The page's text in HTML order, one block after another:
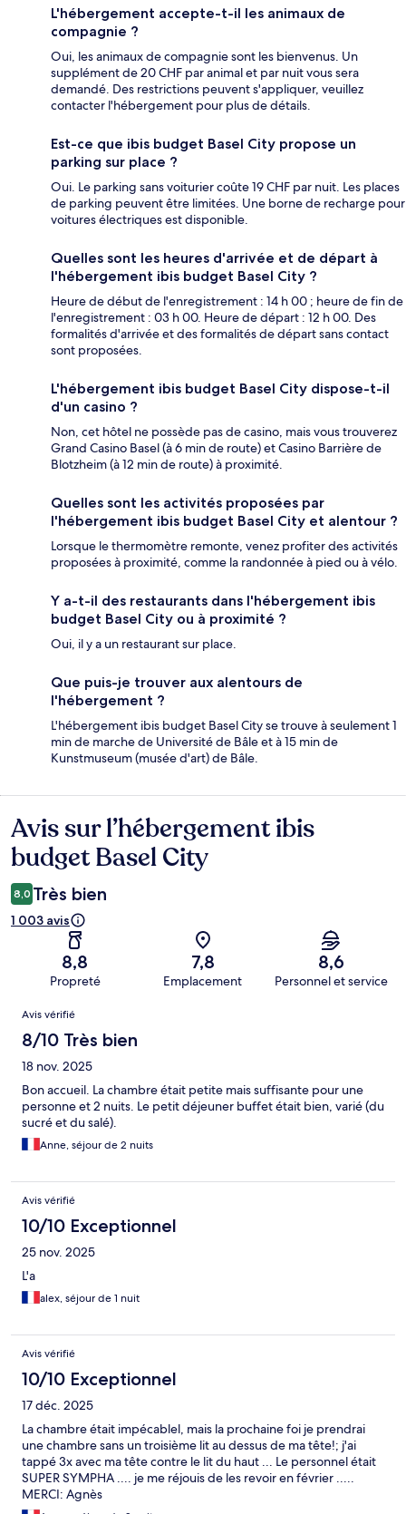
L'hébergement accepte-t-il les animaux de
compagnie ?
Oui, les animaux de compagnie sont les bienvenus. Un
supplément de 20 CHF par animal et par nuit vous sera
demandé. Des restrictions peuvent s'appliquer, veuillez
contacter l'hébergement pour plus de détails.
Est-ce que ibis budget Basel City propose un
parking sur place ?
Oui. Le parking sans voiturier coûte 19 CHF par nuit. Les places
de parking peuvent être limitées. Une borne de recharge pour
voitures électriques est disponible.
Quelles sont les heures d'arrivée et de départ à
l'hébergement ibis budget Basel City ?
Heure de début de l'enregistrement : 14 h 00 ; heure de fin de
l'enregistrement : 03 h 00. Heure de départ : 12 h 00. Des
formalités d'arrivée et des formalités de départ sans contact
sont proposées.
L'hébergement ibis budget Basel City dispose-t-il
d'un casino ?
Non, cet hôtel ne possède pas de casino, mais vous trouverez
Grand Casino Basel (à 6 min de route) et Casino Barrière de
Blotzheim (à 12 min de route) à proximité.
Quelles sont les activités proposées par
l'hébergement ibis budget Basel City et alentour ?
Lorsque le thermomètre remonte, venez profiter des activités
proposées à proximité, comme la randonnée à pied ou à vélo.
Y a-t-il des restaurants dans l'hébergement ibis
budget Basel City ou à proximité ?
Oui, il y a un restaurant sur place.
Que puis-je trouver aux alentours de
l'hébergement ?
L'hébergement ibis budget Basel City se trouve à seulement 1
min de marche de Université de Bâle et à 15 min de
Kunstmuseum (musée d'art) de Bâle.
Avis
Avis sur l’hébergement ibis
budget Basel City
8,0 Très bien
1 003 avis
8,8
Propreté
7,8
Emplacement
8,6
Personnel et service
Avis
Avis vérifié
8/10 Très bien
18 nov. 2025
Bon accueil. La chambre était petite mais suffisante pour une
personne et 2 nuits. Le petit déjeuner buffet était bien, varié (du
sucré et du salé).
Anne, séjour de 2 nuits
Avis vérifié
10/10 Exceptionnel
25 nov. 2025
L'a
alex, séjour de 1 nuit
Avis vérifié
10/10 Exceptionnel
17 déc. 2025
La chambre était impécablel, mais la prochaine foi je prendrai
une chambre sans un troisième lit au dessus de ma tête!; j'ai
tappé 3x avec ma tête contre le lit du haut ... Le personnel était
SUPER SYMPHA .... je me réjouis de les revoir en février .....
MERCI: Agnès